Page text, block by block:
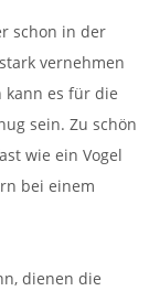
schon in der
vernehmen
kann es für die
sein. Zu schön
wie ein Vogel
bei einem
dienen die